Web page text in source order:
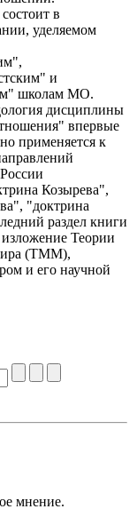
в
уделяемом
и
школам МО.
дисциплины
впервые
применяется к
Козырева",
"доктрина
раздел книги
изложение Теории
(ТММ),
и его научной
мнение.